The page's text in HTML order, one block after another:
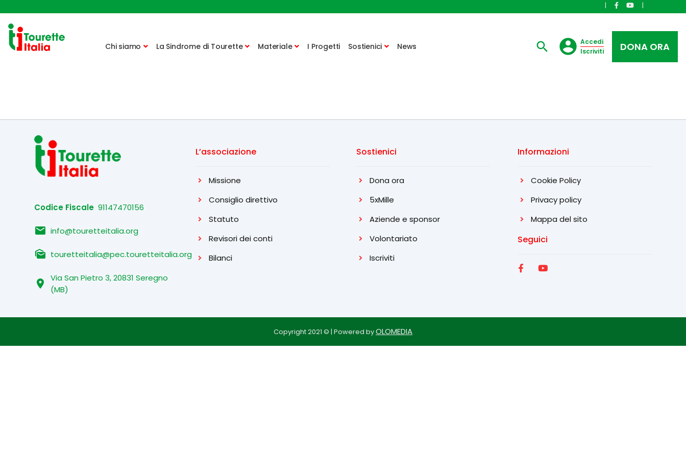
| |
Vai
alla
navigazione
Vai
al
contenuto
Chi siamo La Sindrome di Tourette Materiale I Progetti Sostienici News
Accedi
Iscriviti
DONA ORA
Codice Fiscale91147470156
email info@touretteitalia.org
mark_as_unread touretteitalia@pec.touretteitalia.org
location_on
Via San Pietro 3, 20831 Seregno
(MB)
L’associazione
Missione
Consiglio direttivo
Statuto
Revisori dei conti
Bilanci
Sostienici
Dona ora
5xMille
Aziende e sponsor
Volontariato
Iscriviti
Informazioni
Cookie Policy
Privacy policy
Mappa del sito
Seguici
Fac
You
Copyright 2021 © | Powered byOLOMEDIA